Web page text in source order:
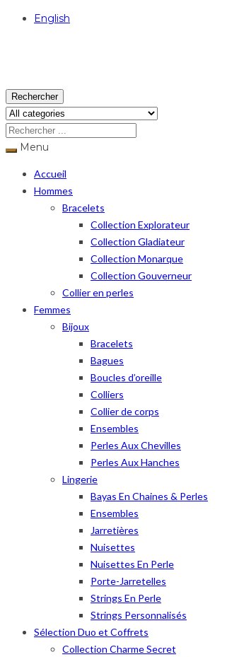
English
Rechercher
Menu
Accueil
Hommes
Bracelets
Collection Explorateur
Collection Gladiateur
Collection Monarque
Collection Gouverneur
Collier en perles
Femmes
Bijoux
Bracelets
Bagues
Boucles d’oreille
Colliers
Collier de corps
Ensembles
Perles Aux Chevilles
Perles Aux Hanches
Lingerie
Bayas En Chaines & Perles
Ensembles
Jarretières
Nuisettes
Nuisettes En Perle
Porte-Jarretelles
Strings En Perle
Strings Personnalisés
Sélection Duo et Coffrets
Collection Charme Secret